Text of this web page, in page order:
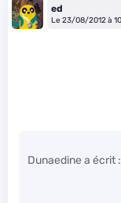
ed
Le 23/08/2012 à
Dunaedine a écrit :